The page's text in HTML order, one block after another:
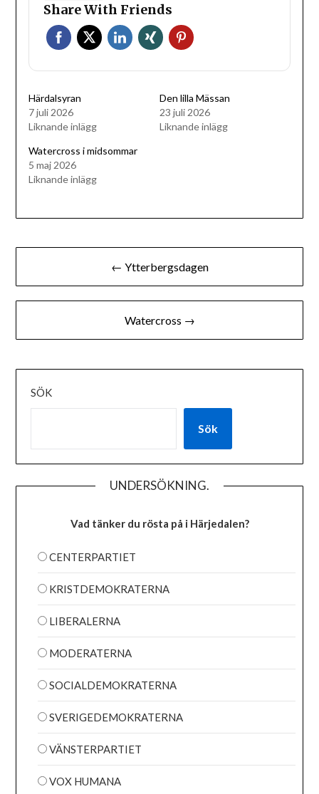
Share With Friends
Härdalsyran
7 juli 2026
Liknande inlägg
Den lilla Mässan
23 juli 2026
Liknande inlägg
Watercross i midsommar
5 maj 2026
Liknande inlägg
Inläggsnavigering
← Ytterbergsdagen
Watercross →
SÖK
Sök
UNDERSÖKNING.
Vad tänker du rösta på i Härjedalen?
CENTERPARTIET
KRISTDEMOKRATERNA
LIBERALERNA
MODERATERNA
SOCIALDEMOKRATERNA
SVERIGEDEMOKRATERNA
VÄNSTERPARTIET
VOX HUMANA